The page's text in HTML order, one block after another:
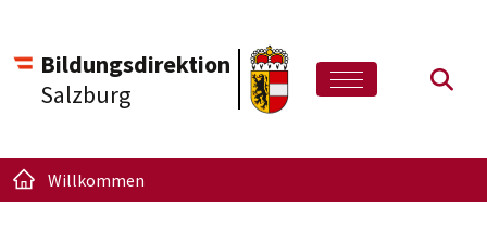
Bildungsdirektion
Salzburg
Willkommen